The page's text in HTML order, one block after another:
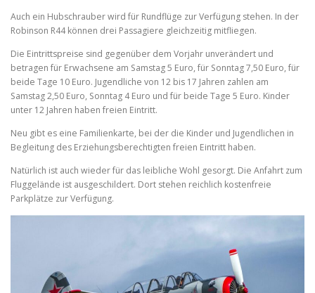
Auch ein Hubschrauber wird für Rundflüge zur Verfügung stehen. In der
Robinson R44 können drei Passagiere gleichzeitig mitfliegen.
Die Eintrittspreise sind gegenüber dem Vorjahr unverändert und
betragen für Erwachsene am Samstag 5 Euro, für Sonntag 7,50 Euro, für
beide Tage 10 Euro. Jugendliche von 12 bis 17 Jahren zahlen am
Samstag 2,50 Euro, Sonntag 4 Euro und für beide Tage 5 Euro. Kinder
unter 12 Jahren haben freien Eintritt.
Neu gibt es eine Familienkarte, bei der die Kinder und Jugendlichen in
Begleitung des Erziehungsberechtigten freien Eintritt haben.
Natürlich ist auch wieder für das leibliche Wohl gesorgt. Die Anfahrt zum
Fluggelände ist ausgeschildert. Dort stehen reichlich kostenfreie
Parkplätze zur Verfügung.